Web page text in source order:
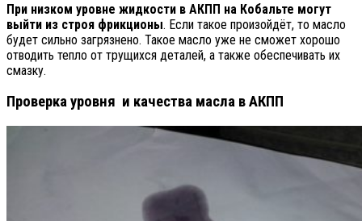
При низком уровне жидкости в АКПП на Кобальте могут
выйти из строя фрикционы. Если такое произойдёт, то масло
будет сильно загрязнено. Такое масло уже не сможет хорошо
отводить тепло от трущихся деталей, а также обеспечивать их
смазку.
Проверка уровня и качества масла в АКПП